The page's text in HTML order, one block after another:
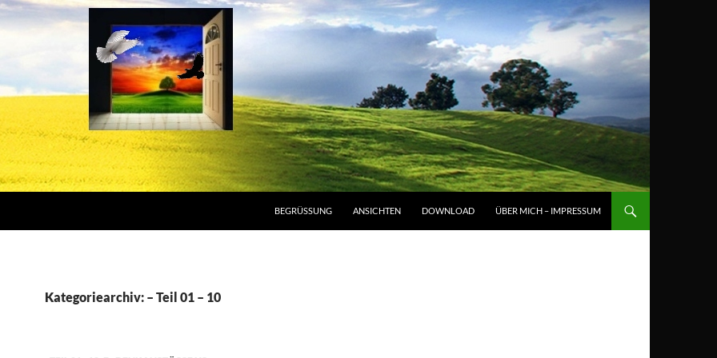
BEGRÜSSUNG ANSICHTEN DOWNLOAD ÜBER MICH – IMPRESSUM
Kategoriearchiv: – Teil 01 – 10